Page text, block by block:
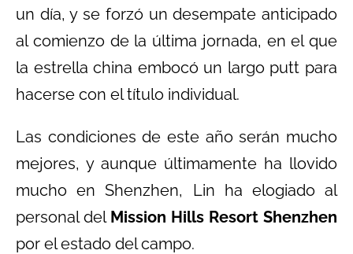
un día, y se forzó un desempate anticipado
al comienzo de la última jornada, en el que
la estrella china embocó un largo putt para
hacerse con el título individual.
Las condiciones de este año serán mucho
mejores, y aunque últimamente ha llovido
mucho en Shenzhen, Lin ha elogiado al
personal del Mission Hills Resort Shenzhen
por el estado del campo.